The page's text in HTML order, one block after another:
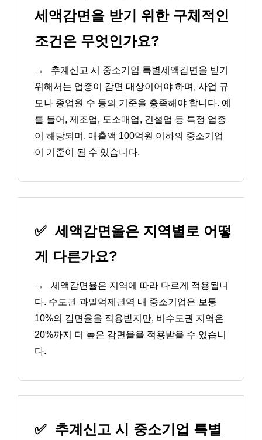
세액감면을 받기 위한 구체적인
조건은 무엇인가요?
→
추계신고 시 중소기업 특별세액감면을 받기
위해서는 업종이 감면 대상이어야 하며, 사업 규
모나 종업원 수 등의 기준을 충족해야 합니다. 예
를 들어, 제조업, 도소매업, 건설업 등 특정 업종
이 해당되며, 매출액 100억원 이하의 중소기업
이 기준이 될 수 있습니다.
✅ 세액감면율은 지역별로 어떻
게 다른가요?
→
세액감면율은 지역에 따라 다르게 적용됩니
다. 수도권 과밀억제권역 내 중소기업은 보통
10%의 감면율을 적용받지만, 비수도권 지역은
20%까지 더 높은 감면율을 적용받을 수 있습니
다.
✅ 추계신고 시 중소기업 특별